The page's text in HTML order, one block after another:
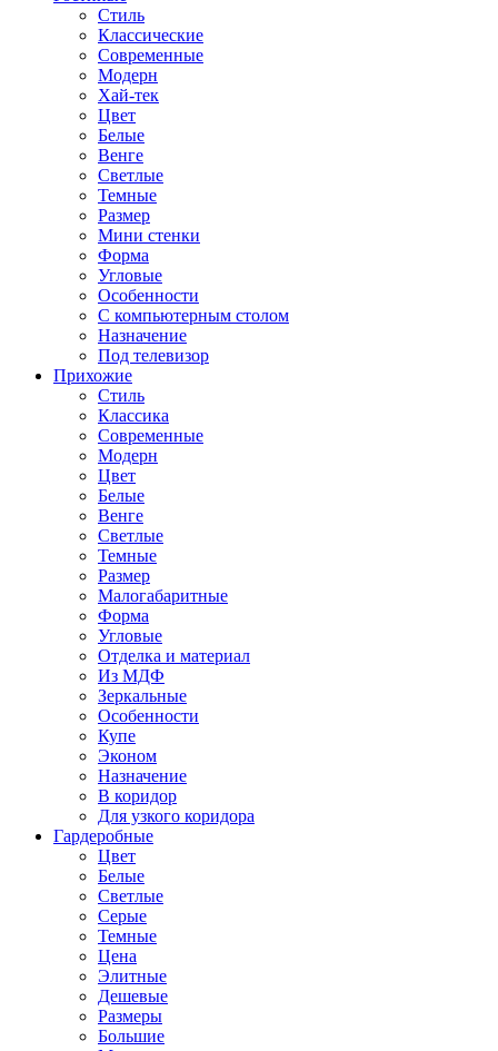
Стиль
Классические
Современные
Модерн
Хай-тек
Цвет
Белые
Венге
Светлые
Темные
Размер
Мини стенки
Форма
Угловые
Особенности
С компьютерным столом
Назначение
Под телевизор
Прихожие
Стиль
Классика
Современные
Модерн
Цвет
Белые
Венге
Светлые
Темные
Размер
Малогабаритные
Форма
Угловые
Отделка и материал
Из МДФ
Зеркальные
Особенности
Купе
Эконом
Назначение
В коридор
Для узкого коридора
Гардеробные
Цвет
Белые
Светлые
Серые
Темные
Цена
Элитные
Дешевые
Размеры
Большие